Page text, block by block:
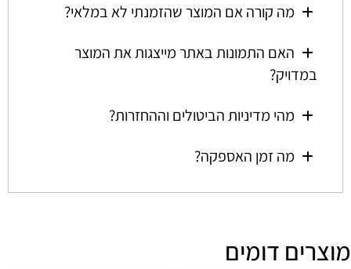
מה קורה אם המוצר שהזמנתי לא במלאי?
האם התמונות באתר מייצגות את המוצר
במדויק?
מהי מדיניות הביטולים וההחזרות?
מה זמן האספקה?
מוצרים דומים